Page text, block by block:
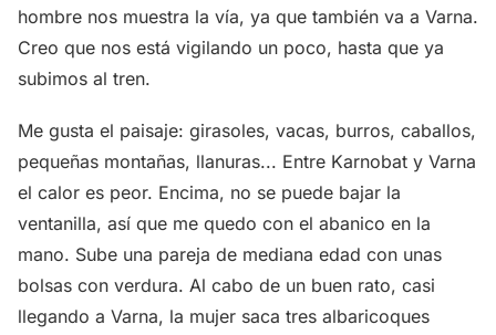
hombre nos muestra la vía, ya que también va a Varna.
Creo que nos está vigilando un poco, hasta que ya
subimos al tren.
Me gusta el paisaje: girasoles, vacas, burros, caballos,
pequeñas montañas, llanuras... Entre Karnobat y Varna
el calor es peor. Encima, no se puede bajar la
ventanilla, así que me quedo con el abanico en la
mano. Sube una pareja de mediana edad con unas
bolsas con verdura. Al cabo de un buen rato, casi
llegando a Varna, la mujer saca tres albaricoques